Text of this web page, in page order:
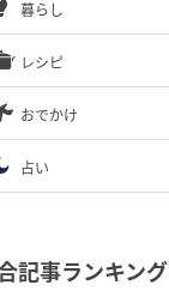
暮らし
レシピ
おでかけ
占い
記事ランキング